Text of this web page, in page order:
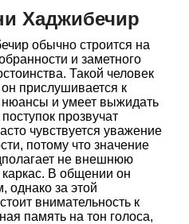
Хаджибечир
обычно строится на
и заметного
Такой человек
он прислушивается к
нюансы и умеет выжидать
прозвучат
чувствуется уважение
потому что значение
не внешнюю
В общении он
однако за этой
внимательность к
память на тон голоса,